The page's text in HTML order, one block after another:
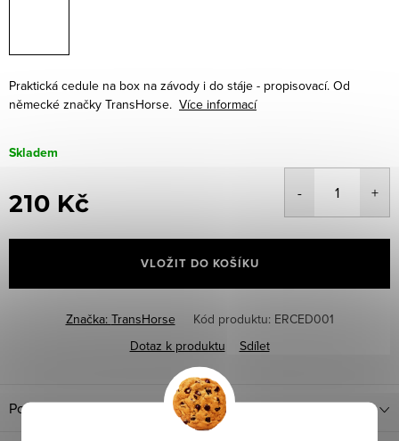
Praktická cedule na box na závody i do stáje - propisovací. Od
německé značky TransHorse. Více informací
Skladem
210 Kč
cena:
VLOŽIT DO KOŠÍKU
Značka: TransHorse Kód produktu: ERCED001
Dotaz k produktu
Sdílet
Popis produktu